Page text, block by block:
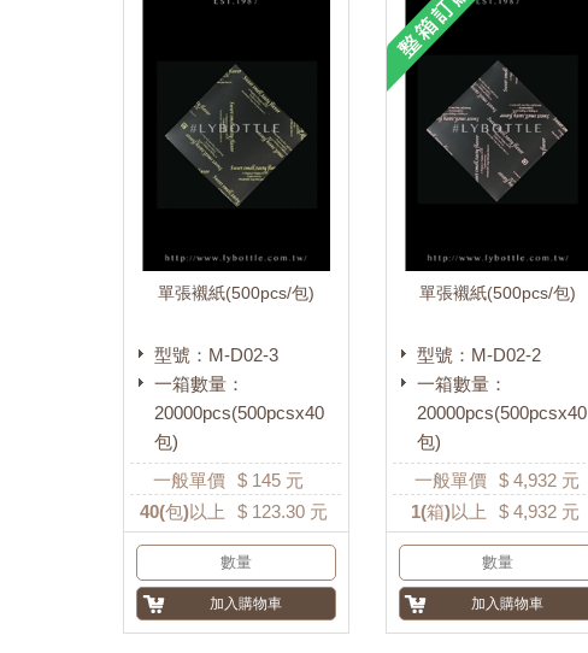
單張襯紙(500pcs/包)
型號：M-D02-3
一箱數量：
20000pcs(500pcsx40
包)
一般單價 $ 145 元
40(包)以上 $ 123.30 元
單張襯紙(500pcs/包)
型號：M-D02-2
一箱數量：
20000pcs(500pcsx40
包)
一般單價
$ 4,932元
1(箱)以上 $ 4,932元